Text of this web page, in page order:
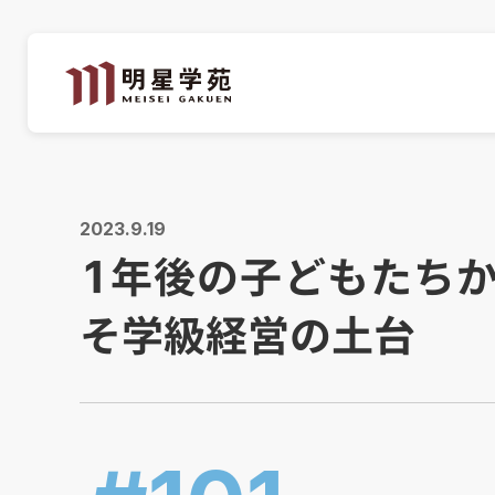
2023.9.19
1年後の子どもたち
そ学級経営の土台